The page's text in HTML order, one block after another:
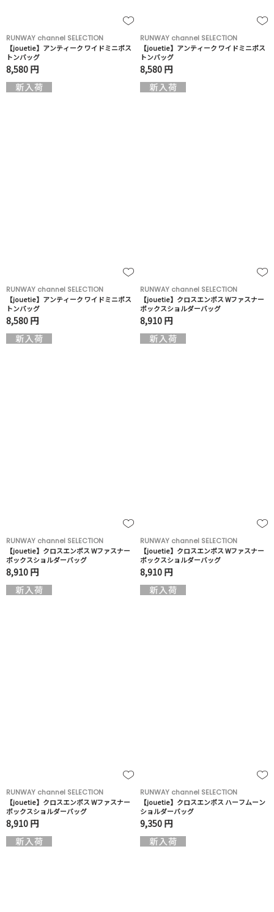
RUNWAY channel SELECTION
【jouetie】アンティーク ワイドミニボス
トンバッグ
8,580 円
RUNWAY channel SELECTION
【jouetie】アンティーク ワイドミニボス
トンバッグ
8,580 円
RUNWAY channel SELECTION
【jouetie】アンティーク ワイドミニボス
トンバッグ
8,580 円
RUNWAY channel SELECTION
【jouetie】クロスエンボス Wファスナー
ボックスショルダーバッグ
8,910 円
RUNWAY channel SELECTION
【jouetie】クロスエンボス Wファスナー
ボックスショルダーバッグ
8,910 円
RUNWAY channel SELECTION
【jouetie】クロスエンボス Wファスナー
ボックスショルダーバッグ
8,910 円
RUNWAY channel SELECTION
【jouetie】クロスエンボス Wファスナー
ボックスショルダーバッグ
8,910 円
RUNWAY channel SELECTION
【jouetie】クロスエンボス ハーフムーン
ショルダーバッグ
9,350 円